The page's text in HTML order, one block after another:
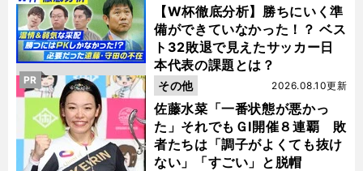
【W杯徹底分析】勝ちにいく準
備ができていなかった！？ ベス
ト32敗退で見えたサッカー日
本代表の課題とは？
動画
佐藤水菜「一番状態が悪かっ
た」それでもＧⅠ開催８連覇 敗
者たちは「調子がよくても抜け
ない」「すごい」と脱帽
2026.08.10更新
その他
PR